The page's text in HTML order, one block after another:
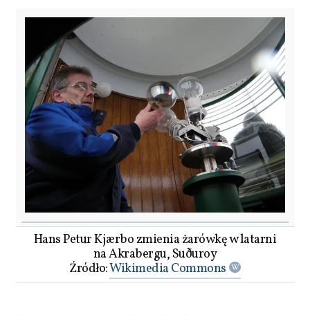
Hans Petur Kjærbo zmienia żarówkę w latarni
na Akrabergu, Suðuroy
Źródło:Wikimedia Commons